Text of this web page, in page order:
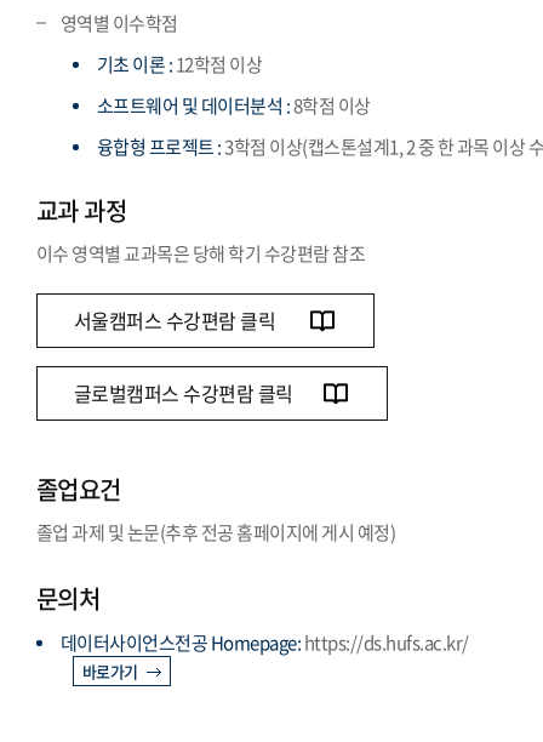
영역별 이수학점
기초 이론 :12학점 이상
소프트웨어 및 데이터분석 :8학점 이상
융합형 프로젝트 :3학점 이상(캡스톤설계1, 2 중 한 과목 이상
교과 과정
이수 영역별 교과목은 당해 학기 수강편람 참조
서울캠퍼스 수강편람 클릭
글로벌캠퍼스 수강편람 클릭
졸업요건
졸업 과제 및 논문(추후 전공 홈페이지에 게시 예정)
문의처
데이터사이언스전공 Homepage:https://ds.hufs.ac.kr/
바로가기